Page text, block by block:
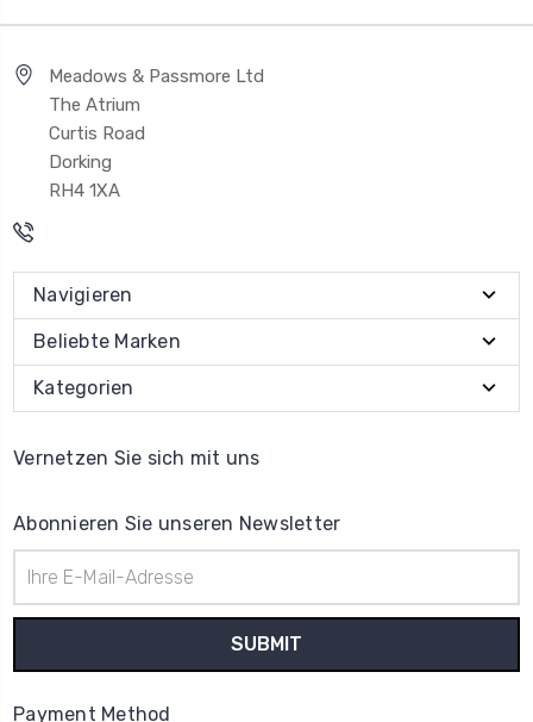
Meadows & Passmore Ltd
The Atrium
Curtis Road
Dorking
RH4 1XA
Navigieren
Beliebte Marken
Kategorien
Vernetzen Sie sich mit uns
Abonnieren Sie unseren Newsletter
Mail-
Adresse
Payment Method